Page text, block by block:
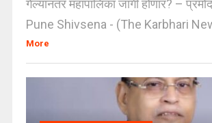
गेल्यानंतर महापालिका जागी होणार? –
Pune Shivsena - (The Karbhari
More